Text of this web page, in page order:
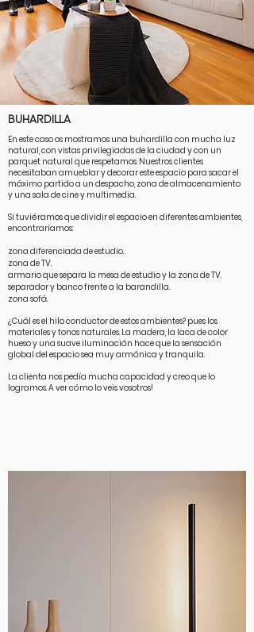
BUHARDILLA
En este caso os mostramos una buhardilla con mucha luz
natural, con vistas privilegiadas de la ciudad y con un
parquet natural que respetamos. Nuestros clientes
necesitaban amueblar y decorar este espacio para sacar el
máximo partido a un despacho, zona de almacenamiento
y una sala de cine y multimedia.
Si tuviéramos que dividir el espacio en diferentes ambientes,
encontraríamos:
zona diferenciada de estudio.
zona de TV.
armario que separa la mesa de estudio y la zona de TV.
separador y banco frente a la barandilla.
zona sofá.
¿Cuál es el hilo conductor de estos ambientes? pues los
materiales y tonos naturales. La madera, la laca de color
hueso y una suave iluminación hace que la sensación
global del espacio sea muy armónica y tranquila.
La clienta nos pedía mucha capacidad y creo que lo
logramos. A ver cómo lo veis vosotros!